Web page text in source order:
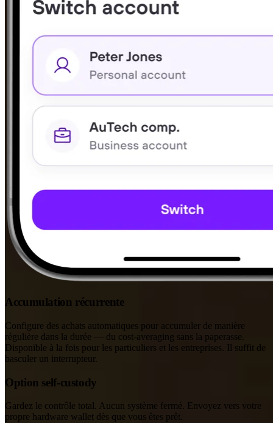
Accumulation récurrente
Configure des achats automatiques pour accumuler de manière
régulière dans la durée — du cost-averaging sans la paperasse.
Disponible à la fois pour les particuliers et les entreprises. Il suffit de
basculer un interrupteur.
Option self-custody
Gardez le contrôle total. Aucun système fermé. Envoyez vers votre
propre hardware wallet dès que vous êtes prêt.